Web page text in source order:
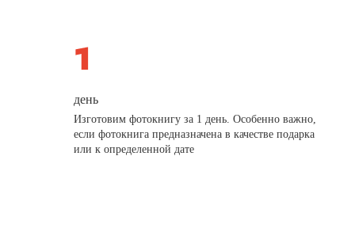
день
Изготовим фотокнигу за 1 день. Особенно важно,
если фотокнига предназначена в качестве подарка
или к определенной дате